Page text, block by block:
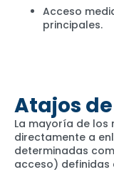
Acceso
principales.
Atajos
La mayoría de
directamente a
determinadas
acceso) definidas